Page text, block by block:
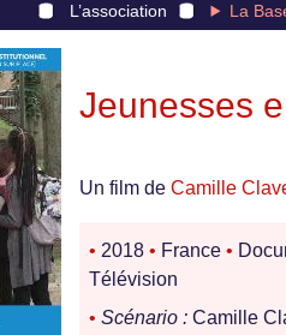
L’association La
Jeunesses
Un film de Camille
• 2018 • France •
Télévision
• Scénario : Camille